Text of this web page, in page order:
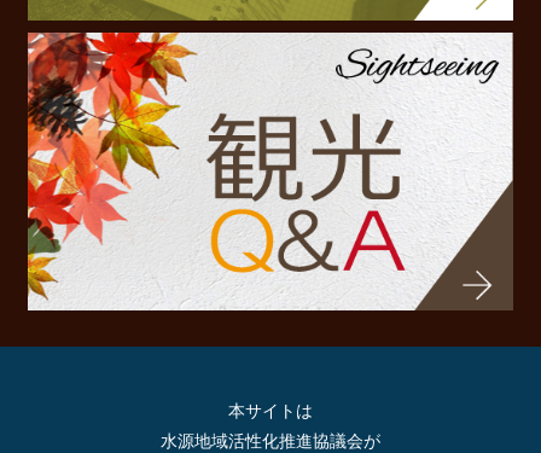
本サイトは
水源地域活性化推進協議会が